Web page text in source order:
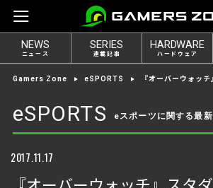
NEWS
ニュース
SERIES
連載記事
HARDWARE
ハードウェア
Gamers Zone eSPORTS 『オーバーウォッチ』スタダ
eSPORTS eスポーツに関する最
2017.11.17